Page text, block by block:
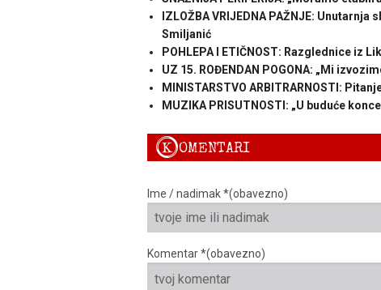
IZLOŽBA VRIJEDNA PAŽNJE:
Smiljanić
POHLEPA I ETIČNOST: Razglednice iz
UZ 15. ROĐENDAN POGONA: „Mi
MINISTARSTVO ARBITRARNOSTI:
MUZIKA PRISUTNOSTI: „U buduće
KOMENTARI
Ime / nadimak *(obavezno)
Komentar *(obavezno)